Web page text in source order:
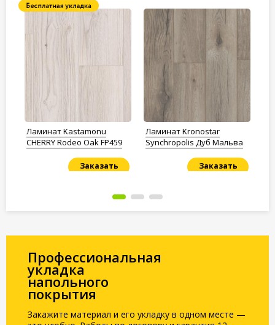
Ламинат Kastamonu
CHERRY Rodeo Oak FP459
Заказать
Ламинат Kronostar
Synchropolis Дуб Мальва
Заказать
Профессиональная
укладка
напольного
покрытия
Закажите материал и его укладку в одном месте —